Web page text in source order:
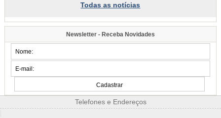
Samae faz campanha para grandes geradores de lixo
para explicar sobre a lei
confira
Música, arte e cultura marcam mais um fim de semana na cidade
07:34
Famílias do Loteamento Arnold Zickuhr recebem regularização dos
imóveis após 23 anos
Prefeitura entrega documentação de 18 lotes na Velha Central; espera
começou em 2003
Todas as notícias
Newsletter - Receba Novidades
Telefones e Endereços